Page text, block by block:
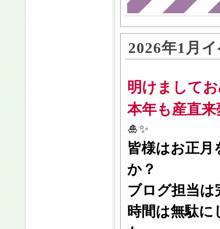
2026年1月
明けまして
本年も産直
🎍✨
皆様はお正
か？
ブログ担当
時間は無駄